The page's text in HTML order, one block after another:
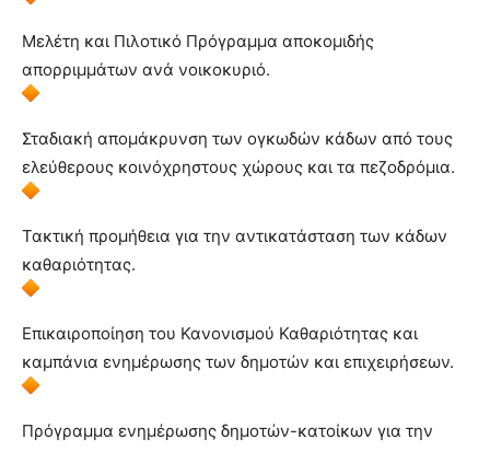
Μελέτη και Πιλοτικό Πρόγραμμα αποκομιδής
απορριμμάτων ανά νοικοκυριό.
Σταδιακή απομάκρυνση των ογκωδών κάδων από τους
ελεύθερους κοινόχρηστους χώρους και τα πεζοδρόμια.
Τακτική προμήθεια για την αντικατάσταση των κάδων
καθαριότητας.
Επικαιροποίηση του Κανονισμού Καθαριότητας και
καμπάνια ενημέρωσης των δημοτών και επιχειρήσεων.
Πρόγραμμα ενημέρωσης δημοτών-κατοίκων για την